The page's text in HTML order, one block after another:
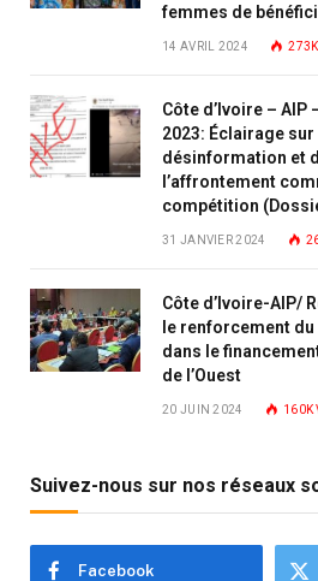
femmes de
14 AVRIL 2024 273K
Côte d’Ivoire – AIP
2023: Éclairage sur
désinformation et
l’affrontement
compétition
31 JANVIER 2024
Côte d’Ivoire-AIP/
le renforcement
dans le
de l’Ouest
20 JUIN 2024 160K
Suivez-nous sur nos réseaux
Facebook